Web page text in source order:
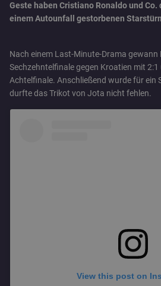
Geste haben Cristiano Ronaldo und
einem Autounfall gestorbenen
Nach einem Last-Minute-Drama gewann
Sechzehntelfinale gegen Kroatien mit
Achtelfinale. Anschließend wurde für ein
durfte das Trikot von Jota nicht fehlen.
View this post on